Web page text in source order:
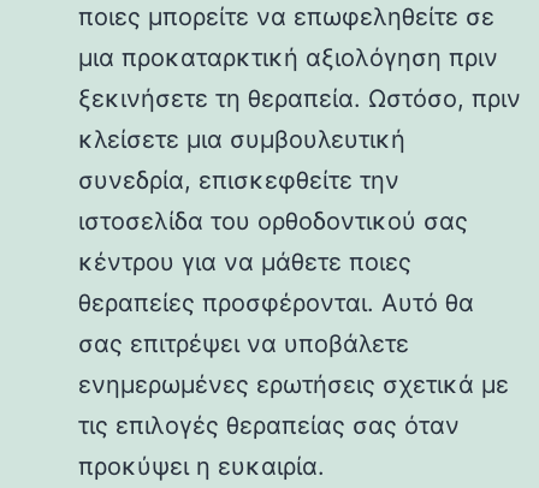
ποιες μπορείτε να επωφεληθείτε σε
μια προκαταρκτική αξιολόγηση πριν
ξεκινήσετε τη θεραπεία. Ωστόσο, πριν
κλείσετε μια συμβουλευτική
συνεδρία, επισκεφθείτε την
ιστοσελίδα του ορθοδοντικού σας
κέντρου για να μάθετε ποιες
θεραπείες προσφέρονται. Αυτό θα
σας επιτρέψει να υποβάλετε
ενημερωμένες ερωτήσεις σχετικά με
τις επιλογές θεραπείας σας όταν
προκύψει η ευκαιρία.